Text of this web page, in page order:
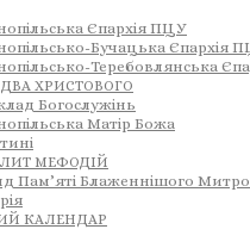
Єпархія ПЦУ
Бучацька Єпархія
Теребовлянська
ХРИСТОВОГО
Богослужінь
Матір Божа
МЕФОДІЙ
Пам’яті Блаженнішого
КАЛЕНДАР